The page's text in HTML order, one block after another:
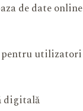
de date online
utilizatori
digitală